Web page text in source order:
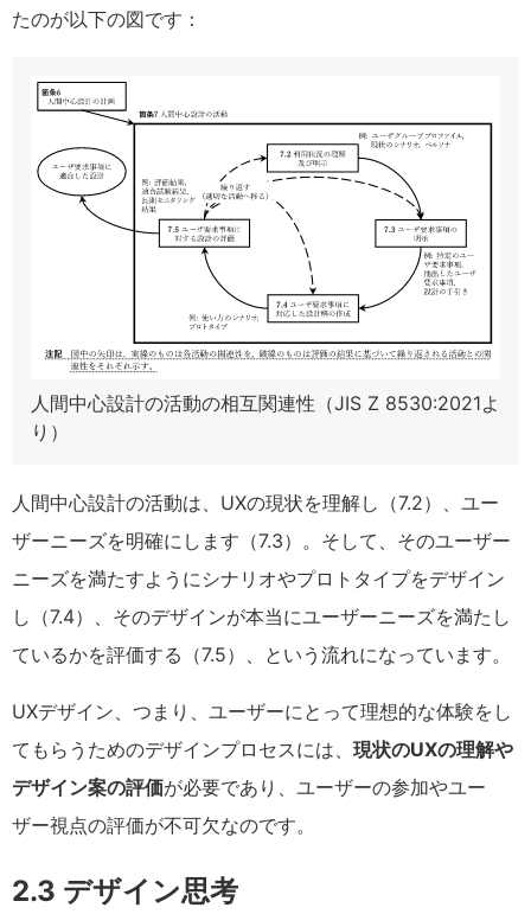
たのが以下の図です：
人間中心設計の活動の相互関連性（JIS Z 8530:2021よ
り）
人間中心設計の活動は、UXの現状を理解し（7.2）、ユー
ザーニーズを明確にします（7.3）。そして、そのユーザー
ニーズを満たすようにシナリオやプロトタイプをデザイン
し（7.4）、そのデザインが本当にユーザーニーズを満たし
ているかを評価する（7.5）、という流れになっています。
UXデザイン、つまり、ユーザーにとって理想的な体験をし
てもらうためのデザインプロセスには、 現状のUXの理解や
デザイン案の評価が必要であり、ユーザーの参加やユー
ザー視点の評価が不可欠なのです。
2.3 デザイン思考